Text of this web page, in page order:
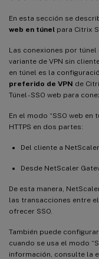
En esta sección se
web en túnel para Citrix
Las conexiones por túnel
variante de VPN sin
en túnel es la
preferido de VPN de
Túnel - SSO web para
En el modo “SSO web en
HTTPS en dos partes:
Del cliente a
Desde NetScaler
De esta manera,
las transacciones entre
ofrecer SSO.
También puede
cuando se usa el modo
información, consulte la